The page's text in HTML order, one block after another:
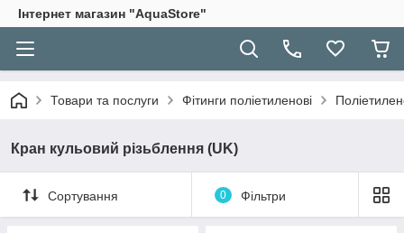
Інтернет магазин "AquaStore"
Товари та послуги Фітинги поліетиленові
Кран кульовий різьблення (UK)
Сортування 0 Фільтри